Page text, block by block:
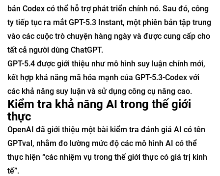
bản Codex có thể hỗ trợ phát triển chính nó. Sau đó, công
ty tiếp tục ra mắt GPT-5.3 Instant, một phiên bản tập trung
vào các cuộc trò chuyện hàng ngày và được cung cấp cho
tất cả người dùng ChatGPT.
GPT-5.4 được giới thiệu như mô hình suy luận chính mới,
kết hợp khả năng mã hóa mạnh của GPT-5.3-Codex với
các khả năng suy luận và sử dụng công cụ nâng cao.
Kiểm tra khả năng AI trong thế giới
thực
OpenAI đã giới thiệu một bài kiểm tra đánh giá AI có tên
GPTval, nhằm đo lường mức độ các mô hình AI có thể
thực hiện “các nhiệm vụ trong thế giới thực có giá trị kinh
tế”.